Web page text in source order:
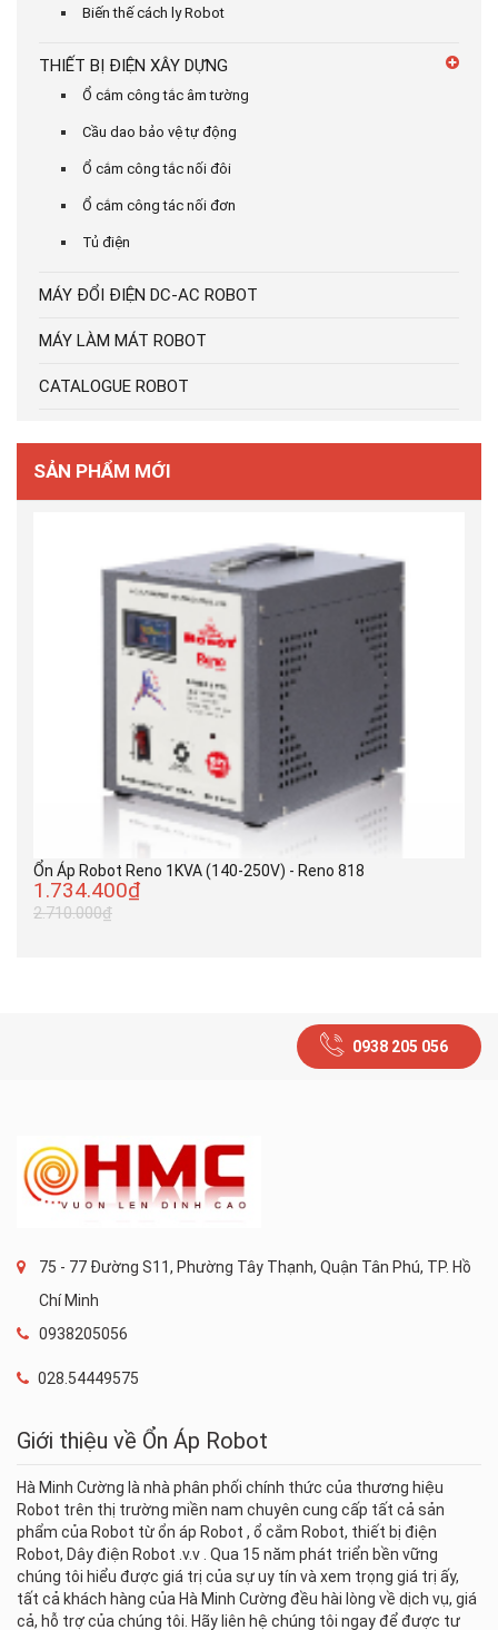
Biến thế cách ly Robot
THIẾT BỊ ĐIỆN XÂY DỰNG
Ổ cắm công tắc âm tường
Cầu dao bảo vệ tự động
Ổ cắm công tắc nối đôi
Ổ cắm công tác nối đơn
Tủ điện
MÁY ĐỔI ĐIỆN DC-AC ROBOT
MÁY LÀM MÁT ROBOT
CATALOGUE ROBOT
SẢN PHẨM MỚI
Ổn Áp Robot Reno 1KVA (140-250V) - Reno 818
1.734.400₫
2.710.000₫
0938 205 056
75 - 77 Đường S11, Phường Tây Thạnh, Quận Tân Phú, TP. Hồ
Chí Minh
0938205056
028.54449575
Giới thiệu về Ổn Áp Robot
Hà Minh Cường là nhà phân phối chính thức của thương hiệu
Robot trên thị trường miền nam chuyên cung cấp tất cả sản
phẩm của Robot từ ổn áp Robot , ổ cắm Robot, thiết bị điện
Robot, Dây điện Robot .v.v . Qua 15 năm phát triển bền vững
chúng tôi hiểu được giá trị của sự uy tín và xem trọng giá trị ấy,
tất cả khách hàng của Hà Minh Cường đều hài lòng về dịch vụ, giá
cả, hỗ trợ của chúng tôi. Hãy liên hệ chúng tôi ngay để được tư